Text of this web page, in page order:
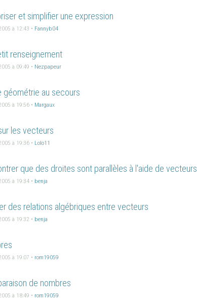
et simplifier une expression
à 12:43 • Fannyb04
renseignement
à 09:49 • Nezpapeur
géométrie au secours
à 19:56 • Margaux
les vecteurs
à 19:36 • Lolo11
que des droites sont parallèles à l'aide de vecteurs
à 19:34 • benja
des relations algébriques entre vecteurs
à 19:32 • benja
à 19:07 • rom19059
de nombres
à 18:49 • rom19059